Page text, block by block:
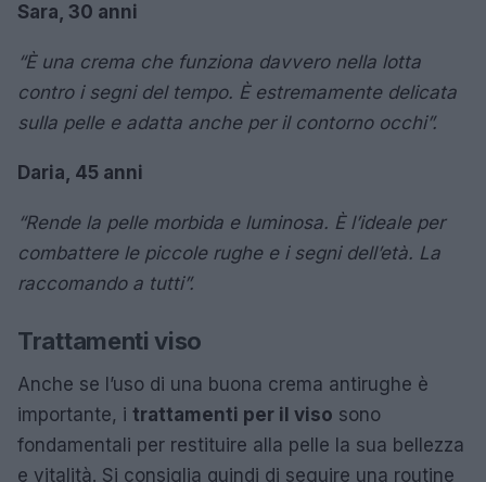
Sara, 30 anni
“È una crema che funziona davvero nella lotta
contro i segni del tempo. È estremamente delicata
sulla pelle e adatta anche per il contorno occhi”.
Daria, 45 anni
“Rende la pelle morbida e luminosa. È l’ideale per
combattere le piccole rughe e i segni dell’età. La
raccomando a tutti”.
Trattamenti viso
Anche se l’uso di una buona crema antirughe è
importante, i trattamenti per il viso sono
fondamentali per restituire alla pelle la sua bellezza
e vitalità. Si consiglia quindi di seguire una routine